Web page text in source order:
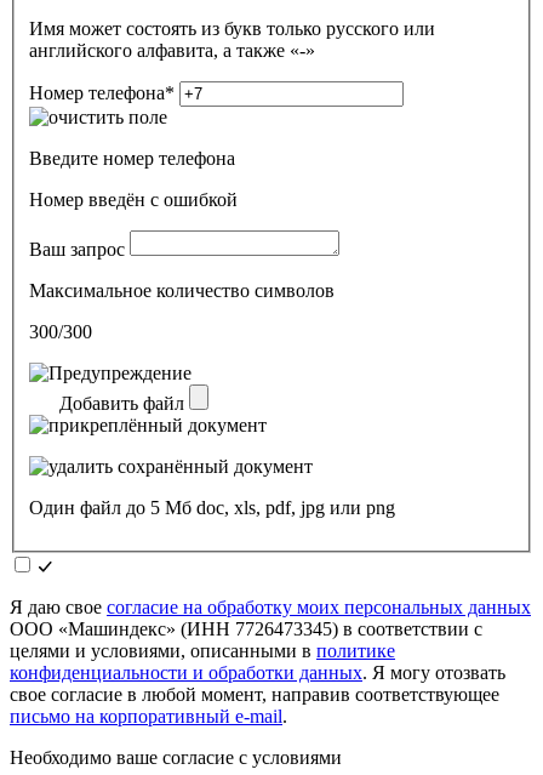
Имя может состоять из букв только русского или
английского алфавита, а также «-»
Номер телефона*
Введите номер телефона
Номер введён c ошибкой
Ваш запрос
Максимальное количество символов
300/300
Добавить файл
Один файл до 5 Мб doc, xls, pdf, jpg или png
Я даю свое согласие на обработку моих персональных данных
ООО «Машиндекс» (ИНН 7726473345) в соответствии с
целями и условиями, описанными в политике
конфиденциальности и обработки данных. Я могу отозвать
свое согласие в любой момент, направив соответствующее
письмо на корпоративный e-mail.
Необходимо ваше согласие с условиями